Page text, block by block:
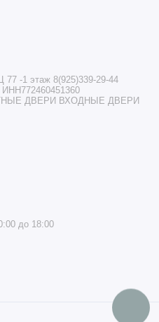
-1 этаж 8(925)339-29-44
ДВЕРИ ВХОДНЫЕ ДВЕРИ
до 18:00